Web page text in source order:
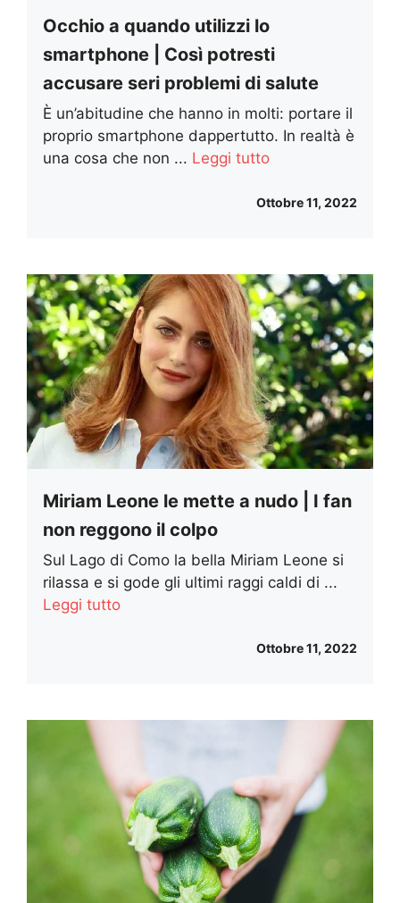
Occhio a quando utilizzi lo
smartphone | Così potresti
accusare seri problemi di salute
È un’abitudine che hanno in molti: portare il
proprio smartphone dappertutto. In realtà è
una cosa che non ... Leggi tutto
Ottobre 11, 2022
Miriam Leone le mette a nudo | I fan
non reggono il colpo
Sul Lago di Como la bella Miriam Leone si
rilassa e si gode gli ultimi raggi caldi di ...
Leggi tutto
Ottobre 11, 2022